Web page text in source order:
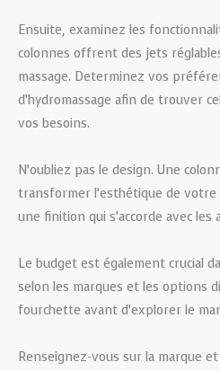
Ensuite, examinez les
colonnes offrent des jets
massage. Determinez vos
d’hydromassage afin de trouver
vos besoins.
N’oubliez pas le design. Une
transformer l’esthétique de votre
une finition qui s’accorde avec
Le budget est également crucial
selon les marques et les options
fourchette avant d’explorer le
Renseignez-vous sur la marque